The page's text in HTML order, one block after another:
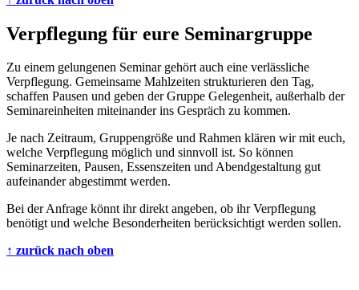
Verpflegung für eure Seminargruppe
Zu einem gelungenen Seminar gehört auch eine verlässliche
Verpflegung. Gemeinsame Mahlzeiten strukturieren den Tag,
schaffen Pausen und geben der Gruppe Gelegenheit, außerhalb der
Seminareinheiten miteinander ins Gespräch zu kommen.
Je nach Zeitraum, Gruppengröße und Rahmen klären wir mit euch,
welche Verpflegung möglich und sinnvoll ist. So können
Seminarzeiten, Pausen, Essenszeiten und Abendgestaltung gut
aufeinander abgestimmt werden.
Bei der Anfrage könnt ihr direkt angeben, ob ihr Verpflegung
benötigt und welche Besonderheiten berücksichtigt werden sollen.
↑ zurück nach oben